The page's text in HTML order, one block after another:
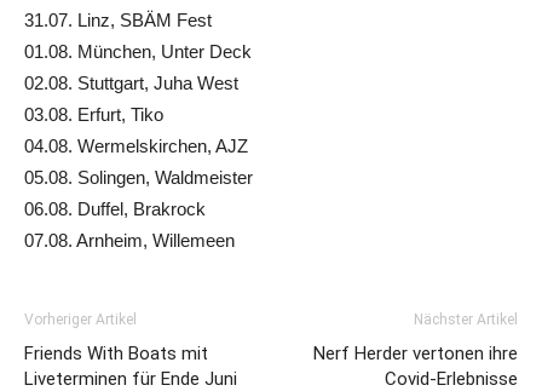
31.07. Linz, SBÄM Fest
01.08. München, Unter Deck
02.08. Stuttgart, Juha West
03.08. Erfurt, Tiko
04.08. Wermelskirchen, AJZ
05.08. Solingen, Waldmeister
06.08. Duffel, Brakrock
07.08. Arnheim, Willemeen
Vorheriger Artikel
Friends With Boats mit
Liveterminen für Ende Juni
Nächster Artikel
Nerf Herder vertonen ihre
Covid-Erlebnisse